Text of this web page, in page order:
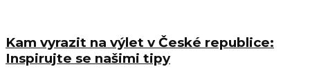
Kam vyrazit na výlet v České republice:
Inspirujte se našimi tipy